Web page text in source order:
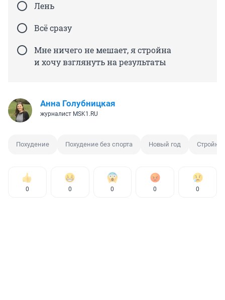
Лень
Всё сразу
Мне ничего не мешает, я стройна
и хочу взглянуть на результаты
Анна Голубницкая
журналист MSK1.RU
Похудение Похудение без спорта Новый год
0 0 0 0 0